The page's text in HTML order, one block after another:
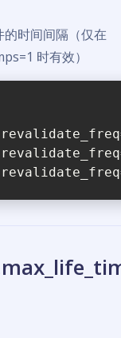
时间间隔（仅在
时有效）